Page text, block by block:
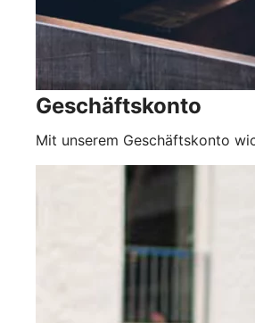
Geschäftskonto
Mit unserem Geschäftskonto